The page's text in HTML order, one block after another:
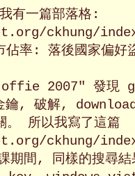
有一篇部落格:
ckhung/
率: 落後國家偏好
2007" 發現
鑰, 破解,
。 所以我寫了這
ckhung/
期間, 同樣的搜尋